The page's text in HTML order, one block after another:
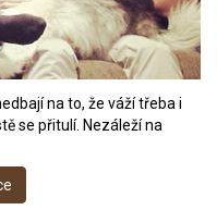
na to, že váží třeba i
se přitulí. Nezáleží na